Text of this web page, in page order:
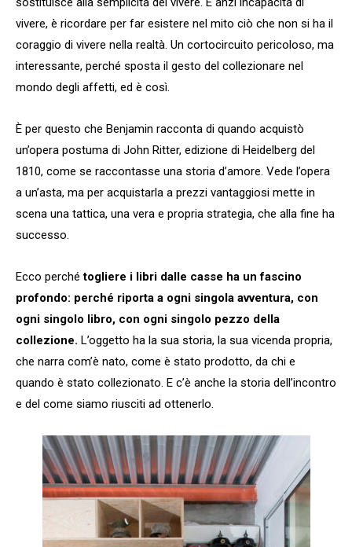
vivere, è ricordare per far esistere nel mito ciò che non si ha il
coraggio di vivere nella realtà. Un cortocircuito pericoloso, ma
interessante, perché sposta il gesto del collezionare nel
mondo degli affetti, ed è così.
È per questo che Benjamin racconta di quando acquistò
un’opera postuma di John Ritter, edizione di Heidelberg del
1810, come se raccontasse una storia d’amore. Vede l’opera
a un’asta, ma per acquistarla a prezzi vantaggiosi mette in
scena una tattica, una vera e propria strategia, che alla fine ha
successo.
Ecco perché togliere i libri dalle casse ha un fascino
profondo: perché riporta a ogni singola avventura, con
ogni singolo libro, con ogni singolo pezzo della
collezione. L’oggetto ha la sua storia, la sua vicenda propria,
che narra com’è nato, come è stato prodotto, da chi e
quando è stato collezionato. E c’è anche la storia dell’incontro
e del come siamo riusciti ad ottenerlo.